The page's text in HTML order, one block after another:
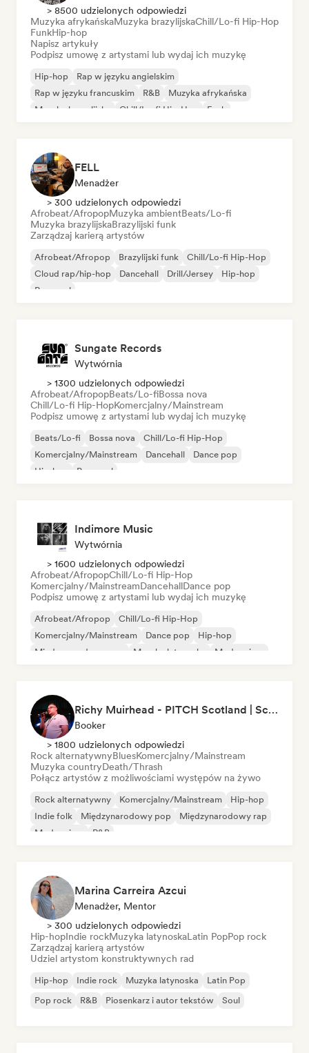
> 8500 udzielonych odpowiedzi
Muzyka afrykańskaMuzyka brazylijskaChill/Lo-fi Hip-Hop
FunkHip-hop
Napisz artykuły
Podpisz umowę z artystami lub wydaj ich muzykę
Hip-hop
Rap w języku angielskim
Rap w języku francuskim
R&B
Muzyka afrykańska
Muzyka brazylijska
Chill/Lo-fi Hip-Hop Funk
FELL
Menadżer
> 300 udzielonych odpowiedzi
Afrobeat/AfropopMuzyka ambientBeats/Lo-fi
Muzyka brazylijskaBrazylijski funk
Zarządzaj karierą artystów
Afrobeat/Afropop Brazylijski funk
Chill/Lo-fi Hip-Hop
Cloud rap/hip-hop
Dancehall Drill/Jersey
Hip-hop
Pop-soul
Sungate Records
Wytwórnia
> 1300 udzielonych odpowiedzi
Afrobeat/AfropopBeats/Lo-fiBossa nova
Chill/Lo-fi Hip-HopKomercjalny/Mainstream
Podpisz umowę z artystami lub wydaj ich muzykę
Beats/Lo-fi Bossa nova
Chill/Lo-fi Hip-Hop
Komercjalny/Mainstream
Dancehall
Dance pop
Hip-hop
Pop-soul
Indimore Music
Wytwórnia
> 1600 udzielonych odpowiedzi
Afrobeat/AfropopChill/Lo-fi Hip-Hop
Komercjalny/MainstreamDancehallDance pop
Podpisz umowę z artystami lub wydaj ich muzykę
Afrobeat/Afropop
Chill/Lo-fi Hip-Hop
Komercjalny/Mainstream
Dance pop
Hip-hop
Międzynarodowy pop
Muzyka latynoska Modern jazz
Richy Muirhead - PITCH Scotland | Scottish Alternative Music Awards (SAMA)
Booker
> 1800 udzielonych odpowiedzi
Rock alternatywnyBluesKomercjalny/Mainstream
Muzyka countryDeath/Thrash
Połącz artystów z możliwościami występów na żywo
Rock alternatywny Komercjalny/Mainstream
Hip-hop
Indie folk
Międzynarodowy pop
Międzynarodowy rap
Modern jazz
R&B
Marina Carreira Azcui
Menadżer, Mentor
> 300 udzielonych odpowiedzi
Hip-hopIndie rockMuzyka latynoskaLatin PopPop rock
Zarządzaj karierą artystów
Udziel artystom konstruktywnych rad
Hip-hop Indie rock Muzyka latynoska
Latin Pop
Pop rock
R&B Piosenkarz i autor tekstów Soul